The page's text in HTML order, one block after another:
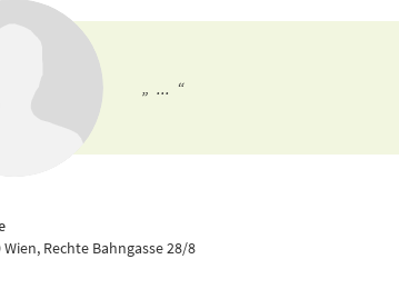
„ ... “
Wien, Rechte Bahngasse 28/8